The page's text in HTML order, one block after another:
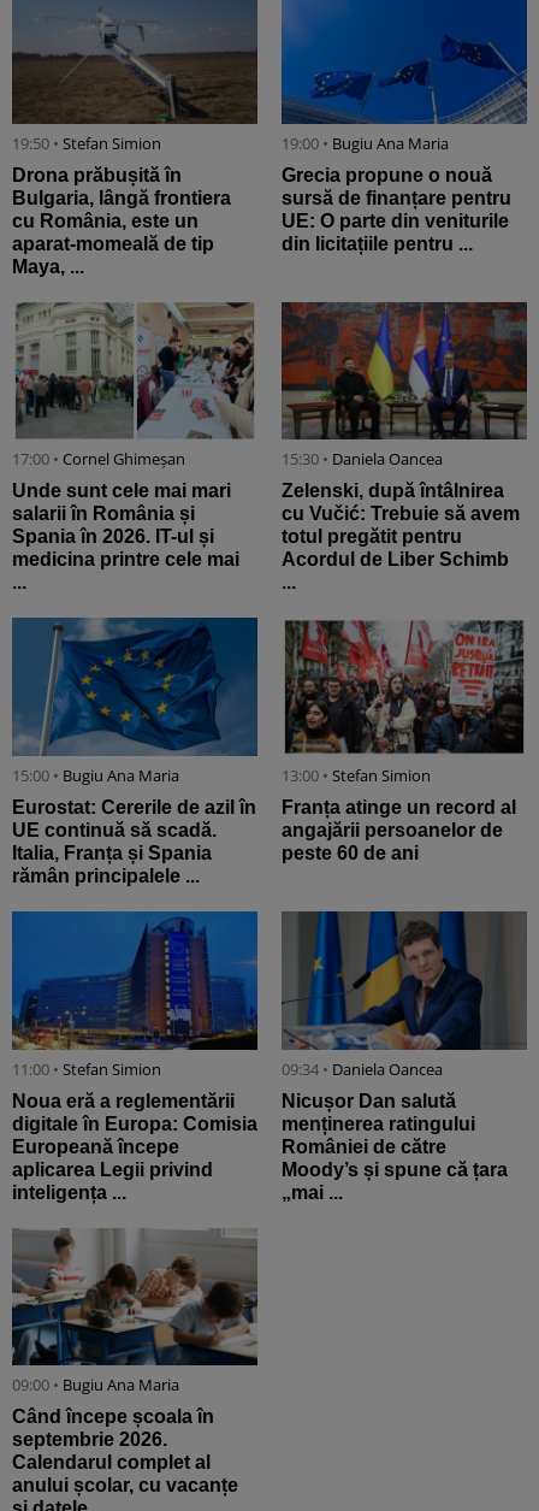
19:50 • Stefan Simion
Drona prăbușită în
Bulgaria, lângă frontiera
cu România, este un
aparat-momeală de tip
Maya, ...
19:00 • Bugiu ⁠Ana Maria
Grecia propune o nouă
sursă de finanțare pentru
UE: O parte din veniturile
din licitațiile pentru ...
17:00 • Cornel Ghimeșan
Unde sunt cele mai mari
salarii în România și
Spania în 2026. IT-ul și
medicina printre cele mai
...
15:30 • Daniela Oancea
Zelenski, după întâlnirea
cu Vučić: Trebuie să avem
totul pregătit pentru
Acordul de Liber Schimb
...
15:00 • Bugiu ⁠Ana Maria
Eurostat: Cererile de azil în
UE continuă să scadă.
Italia, Franța și Spania
rămân principalele ...
13:00 • Stefan Simion
Franța atinge un record al
angajării persoanelor de
peste 60 de ani
11:00 • Stefan Simion
Noua eră a reglementării
digitale în Europa: Comisia
Europeană începe
aplicarea Legii privind
inteligența ...
09:34 • Daniela Oancea
Nicușor Dan salută
menținerea ratingului
României de către
Moody’s și spune că țara
„mai ...
09:00 • Bugiu ⁠Ana Maria
Când începe școala în
septembrie 2026.
Calendarul complet al
anului școlar, cu vacanțe